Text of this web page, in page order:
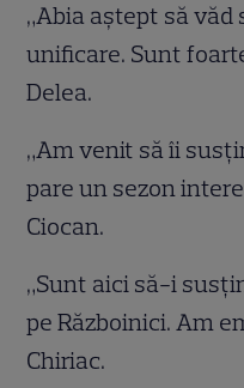
„Abia aștept să
unificare. Sunt
Delea.
„Am venit să îi
pare un sezon
Ciocan.
„Sunt aici să-i
pe Războinici. Am
Chiriac.